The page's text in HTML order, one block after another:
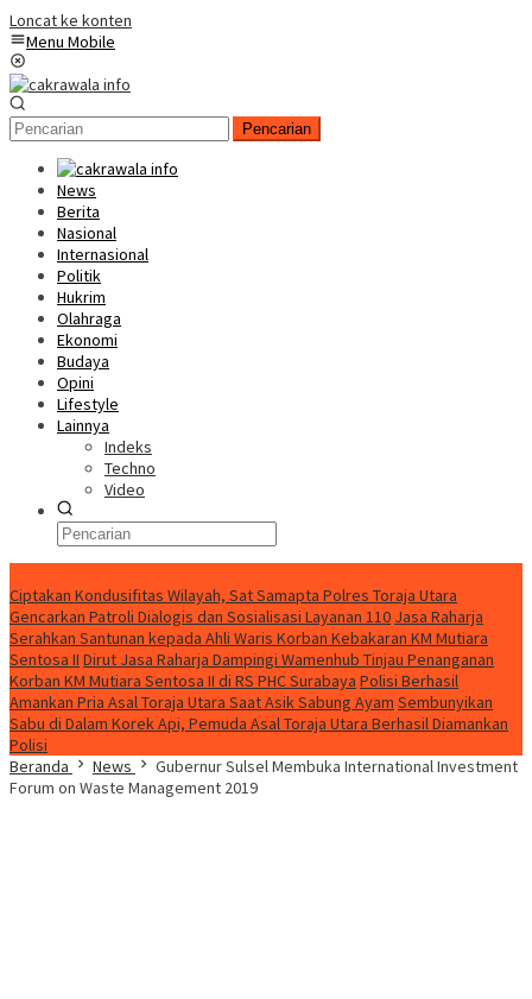
Loncat ke konten
Menu Mobile
Pencarian
News
Berita
Nasional
Internasional
Politik
Hukrim
Olahraga
Ekonomi
Budaya
Opini
Lifestyle
Lainnya
Indeks
Techno
Video
Ciptakan Kondusifitas Wilayah, Sat Samapta Polres Toraja Utara
Gencarkan Patroli Dialogis dan Sosialisasi Layanan 110 Jasa Raharja
Serahkan Santunan kepada Ahli Waris Korban Kebakaran KM Mutiara
Sentosa II Dirut Jasa Raharja Dampingi Wamenhub Tinjau Penanganan
Korban KM Mutiara Sentosa II di RS PHC Surabaya Polisi Berhasil
Amankan Pria Asal Toraja Utara Saat Asik Sabung Ayam Sembunyikan
Sabu di Dalam Korek Api, Pemuda Asal Toraja Utara Berhasil Diamankan
Polisi
Beranda
News
Gubernur Sulsel Membuka International Investment
Forum on Waste Management 2019